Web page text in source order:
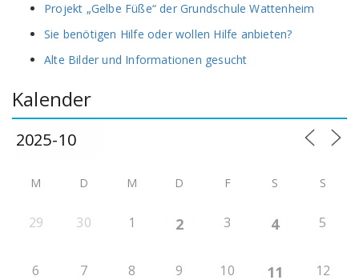
Projekt „Gelbe Füße“ der Grundschule Wattenheim
Sie benötigen Hilfe oder wollen Hilfe anbieten?
Alte Bilder und Informationen gesucht
Kalender
M D M D F S S
29 30 1 2 3 4 5
6 7 8 9 10 11 12